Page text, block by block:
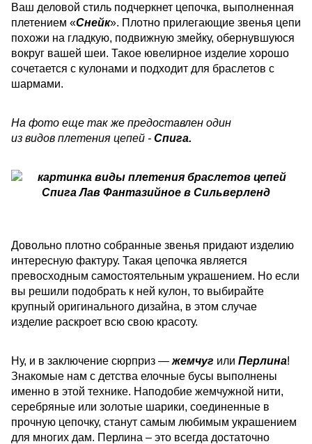
Ваш деловой стиль подчеркнет цепочка, выполненная
плетением «Снейк». Плотно прилегающие звенья цепи
похожи на гладкую, подвижную змейку, обернувшуюся
вокруг вашей шеи. Такое ювелирное изделие хорошо
сочетается с кулонами и подходит для браслетов с
шармами.
На фото еще так же предоставлен один
из видов плетения цепей - Спига.
Довольно плотно собранные звенья придают изделию
интересную фактуру. Такая цепочка является
превосходным самостоятельным украшением. Но если
вы решили подобрать к ней кулон, то выбирайте
крупный оригинального дизайна, в этом случае
изделие раскроет всю свою красоту.
Ну, и в заключение сюрприз — жемчуг или Перлина!
Знакомые нам с детства елочные бусы выполнены
именно в этой технике. Наподобие жемчужной нити,
серебряные или золотые шарики, соединенные в
прочную цепочку, станут самым любимым украшением
для многих дам. Перлина – это всегда достаточно